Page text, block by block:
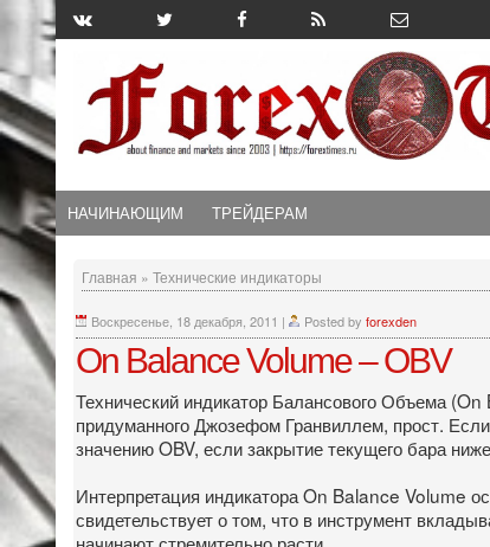
НАЧИНАЮЩИМ ТРЕЙДЕРАМ
Главная » Технические индикаторы
Воскресенье, 18 декабря, 2011 | Posted by forexden
On Balance Volume – OBV
Технический индикатор Балансового Объема
придуманного Джозефом Гранвиллем, прост.
значению OBV, если закрытие текущего бара
Интерпретация индикатора On Balance Volume
свидетельствует о том, что в инструмент